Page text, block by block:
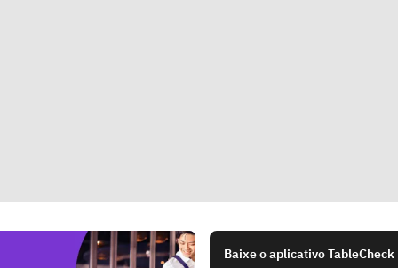
Baixe o aplicativo TableCheck